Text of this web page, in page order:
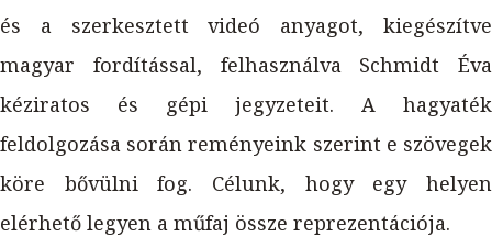
és a szerkesztett videó anyagot, kiegészítve
magyar fordítással, felhasználva Schmidt Éva
kéziratos és gépi jegyzeteit. A hagyaték
feldolgozása során reményeink szerint e szövegek
köre bővülni fog. Célunk, hogy egy helyen
elérhető legyen a műfaj össze reprezentációja.